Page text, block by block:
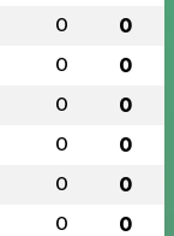
0 0
0 0
0 0
0 0
0 0
0 0